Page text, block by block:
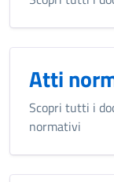
Atti
Scopri tutti i
normativi